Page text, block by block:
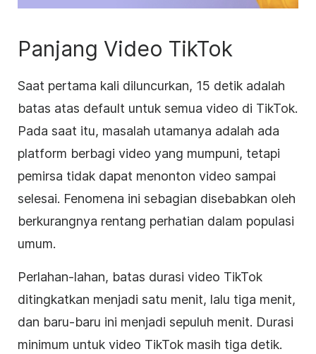
Panjang Video TikTok
Saat pertama kali diluncurkan, 15 detik adalah
batas atas default untuk semua video di TikTok.
Pada saat itu, masalah utamanya adalah ada
platform berbagi video yang mumpuni, tetapi
pemirsa tidak dapat menonton video sampai
selesai. Fenomena ini sebagian disebabkan oleh
berkurangnya rentang perhatian dalam populasi
umum.
Perlahan-lahan, batas durasi video TikTok
ditingkatkan menjadi satu menit, lalu tiga menit,
dan baru-baru ini menjadi sepuluh menit. Durasi
minimum untuk video TikTok masih tiga detik.